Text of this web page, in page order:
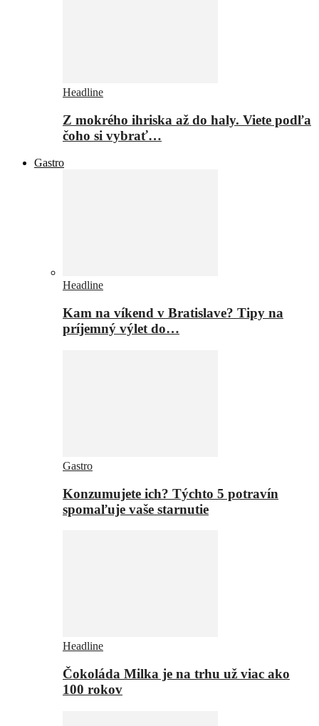
Headline
Z mokrého ihriska až do haly. Viete podľa
čoho si vybrať…
Gastro
Headline
Kam na víkend v Bratislave? Tipy na
príjemný výlet do…
Gastro
Konzumujete ich? Týchto 5 potravín
spomaľuje vaše starnutie
Headline
Čokoláda Milka je na trhu už viac ako
100 rokov